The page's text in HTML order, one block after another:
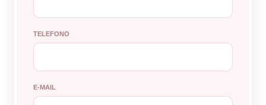
TELEFONO
E-MAIL